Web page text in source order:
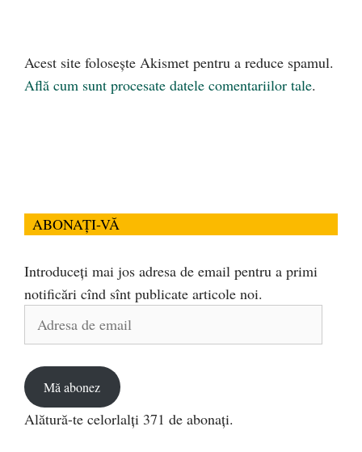
Acest site folosește Akismet pentru a reduce spamul.
Află cum sunt procesate datele comentariilor tale.
ABONAȚI-VĂ
Introduceți mai jos adresa de email pentru a primi
notificări cînd sînt publicate articole noi.
Adresa
Mă abonez
Alătură-te celorlalți 371 de abonați.